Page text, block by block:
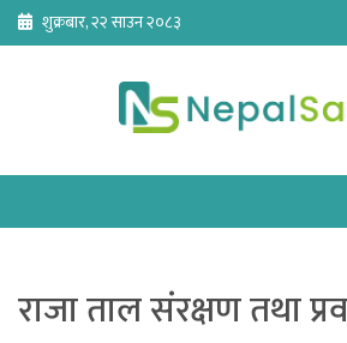
Skip
content
शुक्रबार, २२ साउन २०८३
राजा ताल संरक्षण तथा